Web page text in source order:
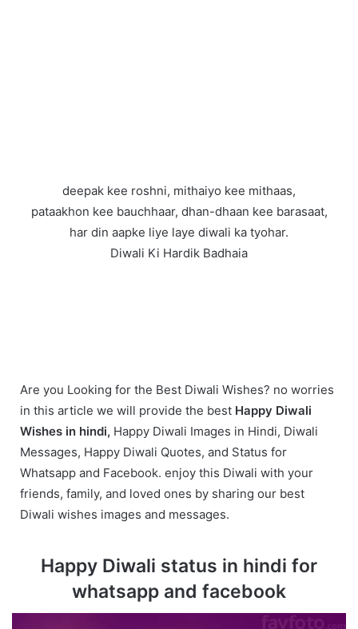
deepak kee roshni, mithaiyo kee mithaas,
pataakhon kee bauchhaar, dhan-dhaan kee barasaat,
har din aapke liye laye diwali ka tyohar.
Diwali Ki Hardik Badhaia
Are you Looking for the Best Diwali Wishes? no worries
in this article we will provide the best Happy Diwali
Wishes in hindi, Happy Diwali Images in Hindi, Diwali
Messages, Happy Diwali Quotes, and Status for
Whatsapp and Facebook. enjoy this Diwali with your
friends, family, and loved ones by sharing our best
Diwali wishes images and messages.
Happy Diwali status in hindi for
whatsapp and facebook